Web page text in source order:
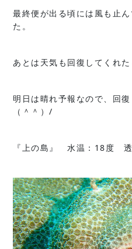
最終便が出る頃には風も止
た。
あとは天気も回復してくれた
明日は晴れ予報なので、回
（＾＾）/
『上の島』 水温：18度